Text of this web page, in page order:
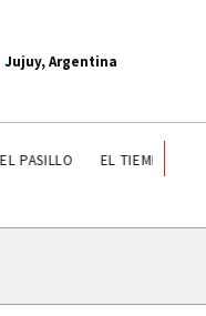
Jujuy, Argentina
LA FIESTA DE LA ABUNDANCIA”